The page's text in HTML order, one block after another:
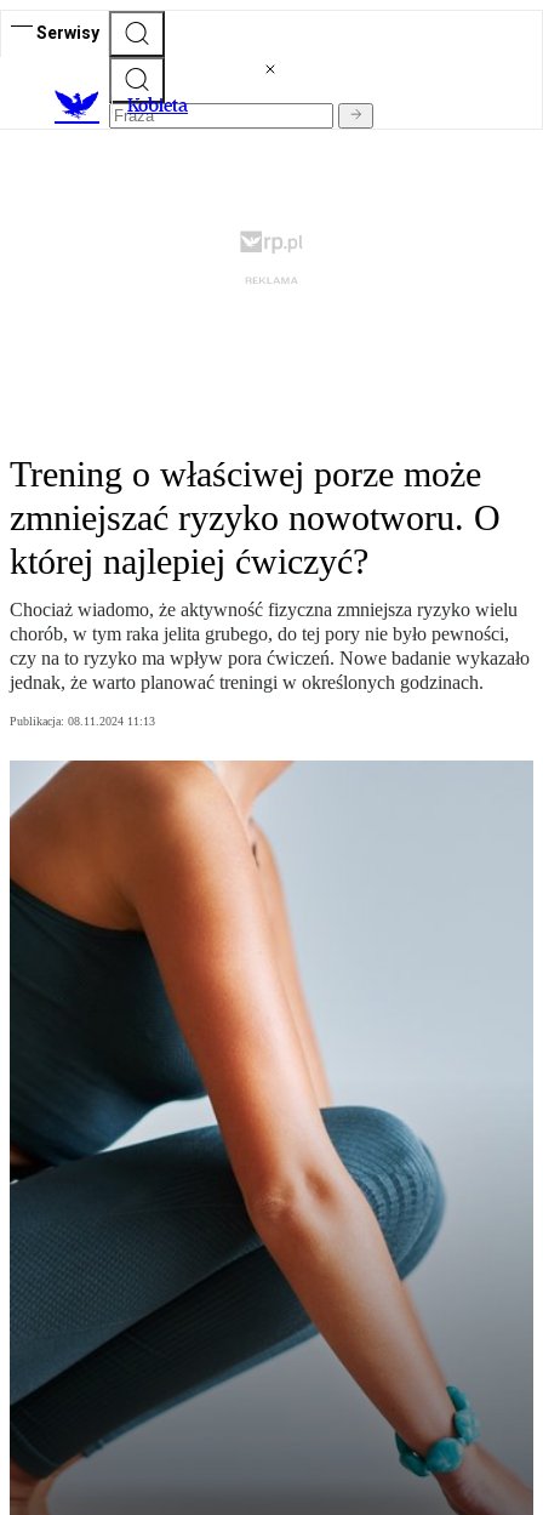
Serwisy
Kobieta
Trening o właściwej porze może
zmniejszać ryzyko nowotworu. O
której najlepiej ćwiczyć?
Chociaż wiadomo, że aktywność fizyczna zmniejsza ryzyko wielu
chorób, w tym raka jelita grubego, do tej pory nie było pewności,
czy na to ryzyko ma wpływ pora ćwiczeń. Nowe badanie wykazało
jednak, że warto planować treningi w określonych godzinach.
Publikacja: 08.11.2024 11:13